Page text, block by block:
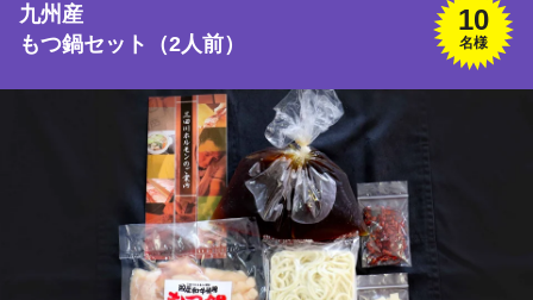
九州産
もつ鍋セット（2人前）
10
名様